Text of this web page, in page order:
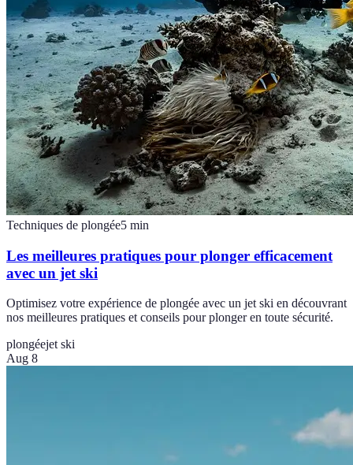
Techniques de plongée5 min
Les meilleures pratiques pour plonger efficacement
avec un jet ski
Optimisez votre expérience de plongée avec un jet ski en découvrant
nos meilleures pratiques et conseils pour plonger en toute sécurité.
plongéejet ski
Aug 8